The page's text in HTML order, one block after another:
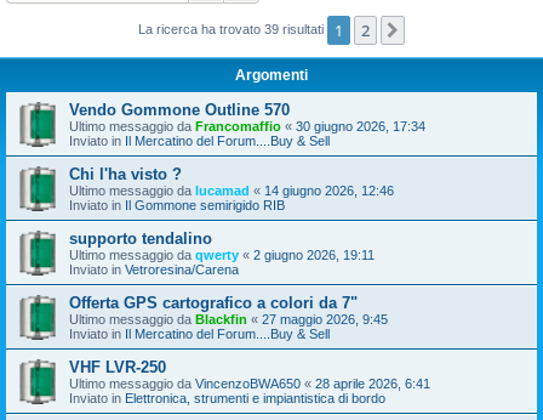
La ricerca ha trovato 39 risultati 1 2
Argomenti
Vendo Gommone Outline 570
Ultimo messaggio da Francomaffio « 30 giugno 2026, 17:34
Inviato in Il Mercatino del Forum....Buy & Sell
Chi l'ha visto ?
Ultimo messaggio da lucamad « 14 giugno 2026, 12:46
Inviato in Il Gommone semirigido RIB
supporto tendalino
Ultimo messaggio da qwerty « 2 giugno 2026, 19:11
Inviato in Vetroresina/Carena
Offerta GPS cartografico a colori da 7"
Ultimo messaggio da Blackfin « 27 maggio 2026, 9:45
Inviato in Il Mercatino del Forum....Buy & Sell
VHF LVR-250
Ultimo messaggio da VincenzoBWA650 « 28 aprile 2026, 6:41
Inviato in Elettronica, strumenti e impiantistica di bordo